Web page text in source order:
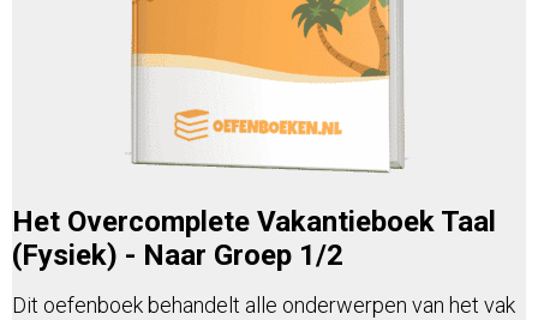
Het Overcomplete Vakantieboek Taal
(Fysiek) - Naar Groep 1/2
Dit oefenboek behandelt alle onderwerpen van het vak